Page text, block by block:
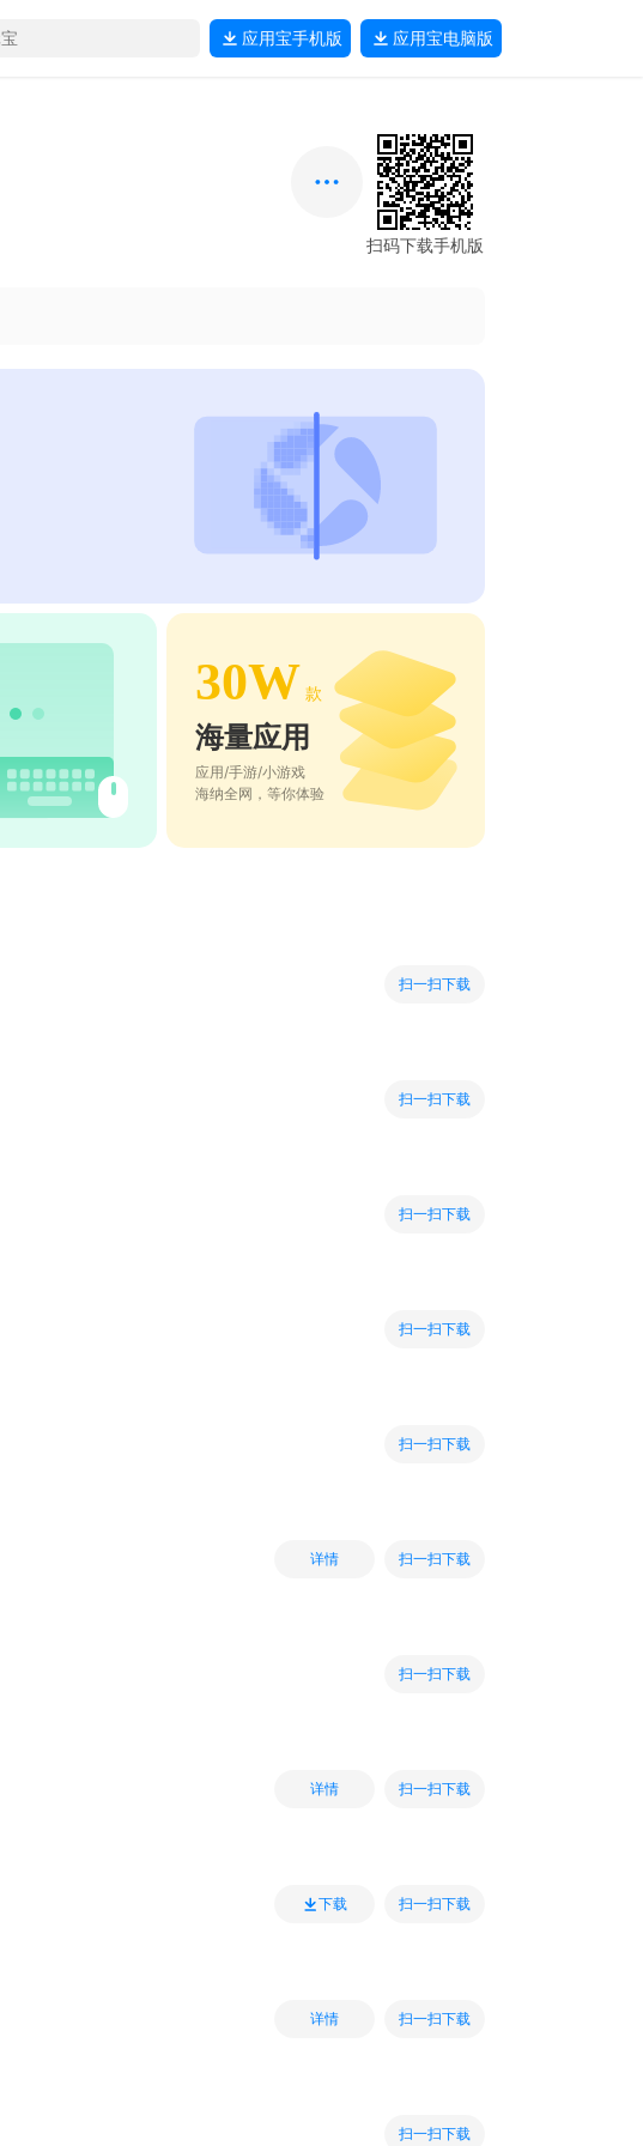
应用宝手机版 应用宝电脑版
扫码下载手机版
30W 款
海量应用
应用/手游/小游戏
海纳全网，等你体验
扫一扫下载
扫一扫下载
扫一扫下载
扫一扫下载
扫一扫下载
详情 扫一扫下载
扫一扫下载
详情 扫一扫下载
下载 扫一扫下载
详情 扫一扫下载
扫一扫下载